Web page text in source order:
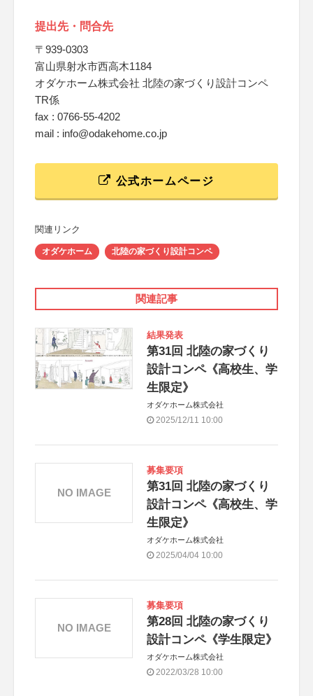
提出先・問合先
〒939-0303
富山県射水市西高木1184
オダケホーム株式会社 北陸の家づくり設計コンペ
TR係
fax : 0766-55-4202
mail : info@odakehome.co.jp
公式ホームページ
関連リンク
オダケホーム 北陸の家づくり設計コンペ
関連記事
結果発表
第31回 北陸の家づくり
設計コンペ《高校生、学
生限定》
オダケホーム株式会社
2025/12/11 10:00
募集要項
第31回 北陸の家づくり
設計コンペ《高校生、学
生限定》
オダケホーム株式会社
2025/04/04 10:00
NO IMAGE
募集要項
第28回 北陸の家づくり
設計コンペ《学生限定》
オダケホーム株式会社
2022/03/28 10:00
NO IMAGE